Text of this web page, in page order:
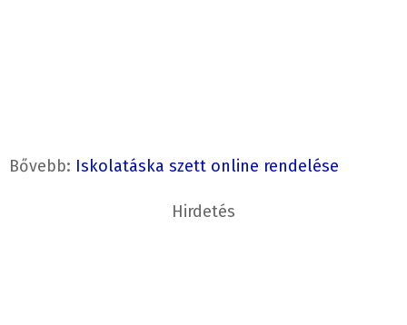
Bővebb: Iskolatáska szett online rendelése
Hirdetés